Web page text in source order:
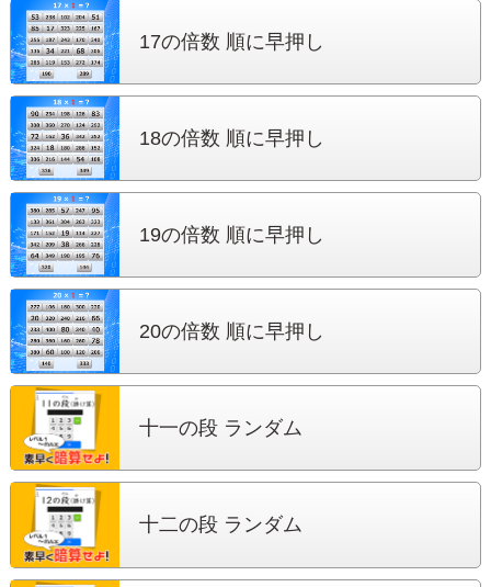
17の倍数 順に早押し
18の倍数 順に早押し
19の倍数 順に早押し
20の倍数 順に早押し
十一の段 ランダム
十二の段 ランダム